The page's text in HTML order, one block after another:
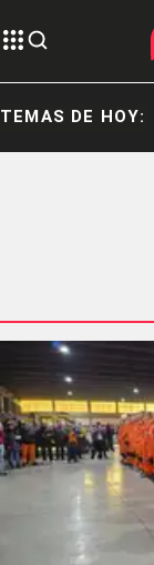
TEMAS DE HOY:
JORGE MESSI